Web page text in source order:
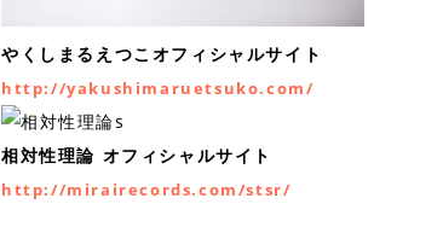
やくしまるえつこオフィシャルサイト
http://yakushimaruetsuko.com/
相対性理論 オフィシャルサイト
http://mirairecords.com/stsr/